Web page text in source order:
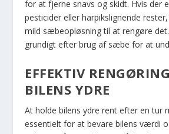
for at fjerne snavs og skidt. Hvis der
pesticider eller harpikslignende
mild sæbeopløsning til at rengøre
grundigt efter brug af sæbe for at
EFFEKTIV
BILENS YDRE
At holde bilens ydre rent efter en tur
essentielt for at bevare bilens værdi